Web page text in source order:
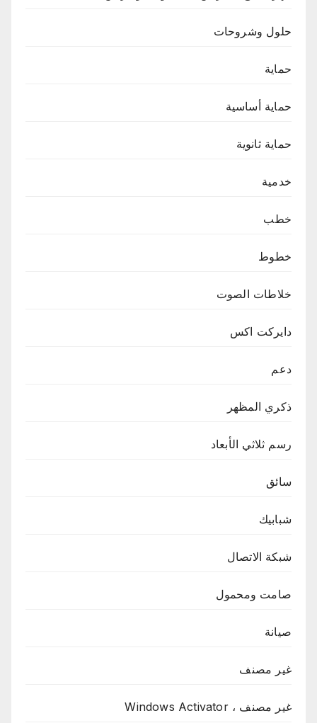
حلول وشروحات
حماية
حماية أساسية
حماية ثانوية
خدمية
خطب
خطوط
خلاطات الصوت
دايركت اكس
دعم
ذكري المظهر
رسم ثلاثي الأبعاد
سائق
شبابيك
شبكة الاتصال
صامت ومحمول
صيانة
غير مصنف
غير مصنف ، Windows Activator